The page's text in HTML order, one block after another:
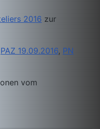
2016 zur
PAZ 19.09.2016, PN
vom